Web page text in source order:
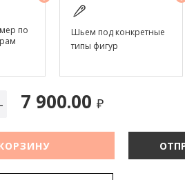
по
Шьем под конкретные
типы фигур
7 900.00 ₽